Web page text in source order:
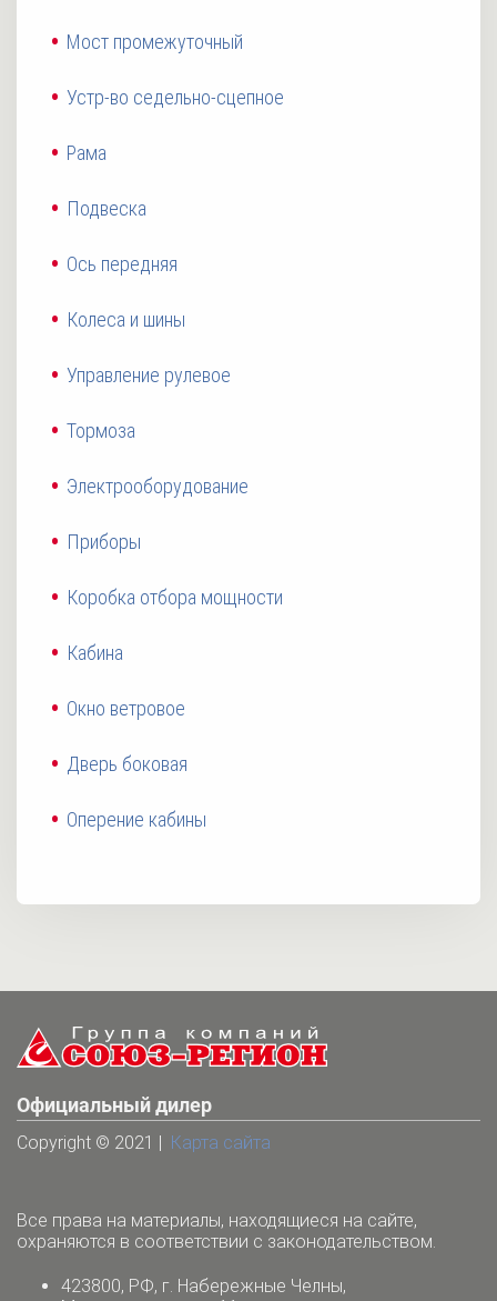
Мост промежуточный
Устр-во седельно-сцепное
Рама
Подвеска
Ось передняя
Колеса и шины
Управление рулевое
Тормоза
Электрооборудование
Приборы
Коробка отбора мощности
Кабина
Окно ветровое
Дверь боковая
Оперение кабины
Официальный дилер
Copyright © 2021 | Карта сайта
Все права на материалы, находящиеся на сайте,
охраняются в соответствии с законодательством.
423800, РФ, г. Набережные Челны,